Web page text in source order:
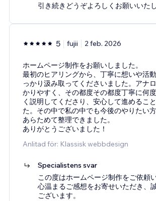
引き続きどうぞよろしくお願いいたし
5 fujii 2 feb. 2026
ホームページ制作をお願いしました。
最初のヒアリングから、丁寧に想いや活
っかり汲み取ってくださいました。アナ
かりやすく、その都度その都度丁寧に何
く説明してくださり、安心して進めるこ
た。その中で私の中でも今後のやりたい
あらためて整理できました。
ありがとうございました！
Anlitad för: Klassisk webbdesign
Specialistens svar
この度はホームページ制作をご依頼
心温まるご感想をお寄せいただき、
ございます。